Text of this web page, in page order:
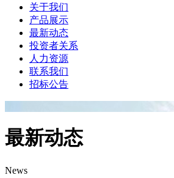
关于我们
产品展示
最新动态
投资者关系
人力资源
联系我们
招标公告
最新动态
News